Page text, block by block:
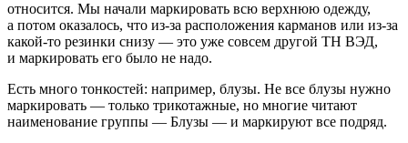
относится. Мы начали маркировать всю верхнюю одежду,
а потом оказалось, что из-за расположения карманов или из-за
какой-то резинки снизу — это уже совсем другой ТН ВЭД,
и маркировать его было не надо.
Есть много тонкостей: например, блузы. Не все блузы нужно
маркировать — только трикотажные, но многие читают
наименование группы — Блузы — и маркируют все подряд.